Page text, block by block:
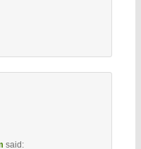
said: